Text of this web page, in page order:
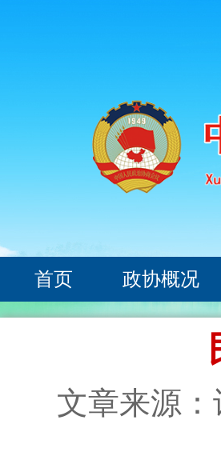
首页 政协概况
文章来源